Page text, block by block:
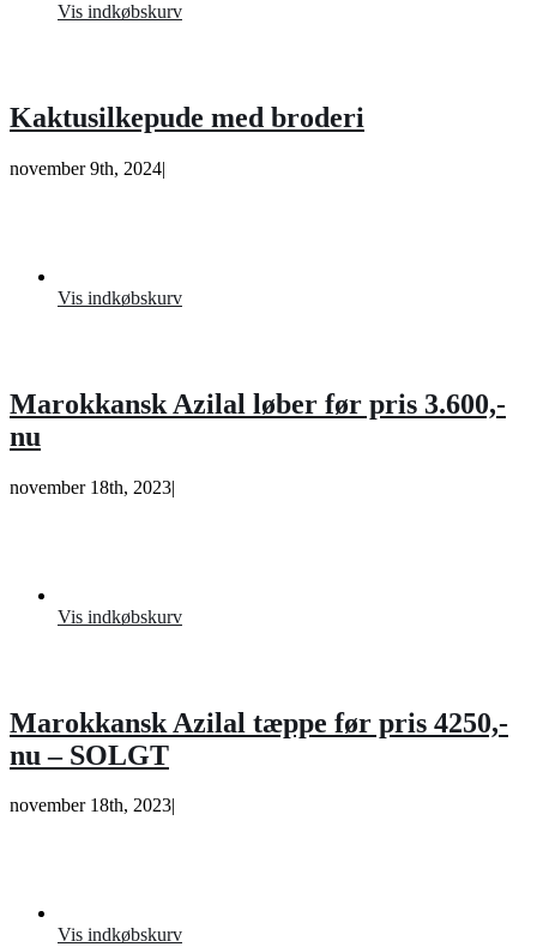
Vis indkøbskurv
Kaktusilkepude med broderi
november 9th, 2024|
Vis indkøbskurv
Marokkansk Azilal løber før pris 3.600,-
nu
november 18th, 2023|
Vis indkøbskurv
Marokkansk Azilal tæppe før pris 4250,-
nu – SOLGT
november 18th, 2023|
Vis indkøbskurv